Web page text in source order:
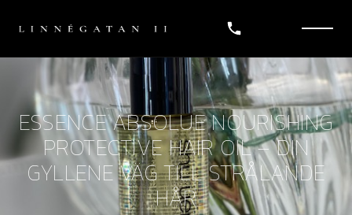
ESSENCE ABSOLUE NOURISHING
PROTECTIVE HAIR OIL – DIN
GYLLENE VÄG TILL STRÅLANDE
HÅR